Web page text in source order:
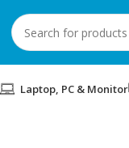
Laptop, PC & Monitor